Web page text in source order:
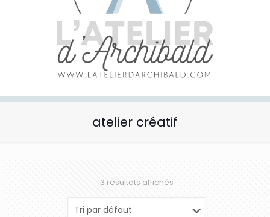
atelier créatif
3 résultats affichés